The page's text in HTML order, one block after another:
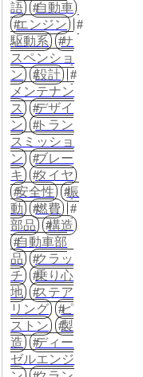
語
自動車
エンジン
駆動系
サ
スペンショ
ン
設計
メンテナン
ス
デザイ
ン
トラン
スミッショ
ン
ブレー
キ
タイヤ
安全性
振
動
燃費
部品
構造
自動車部
品
クラッ
チ
乗り心
地
ステア
リング
ピ
ストン
製
造
ディー
ゼルエンジ